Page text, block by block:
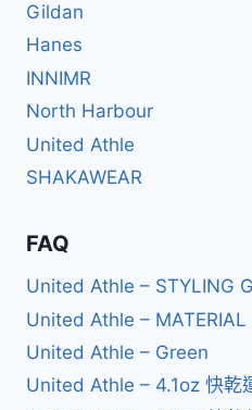
Gildan
Hanes
INNIMR
North Harbour
United Athle
SHAKAWEAR
FAQ
United Athle – STYLING
United Athle – MATERIAL
United Athle – Green
United Athle – 4.1oz 快乾